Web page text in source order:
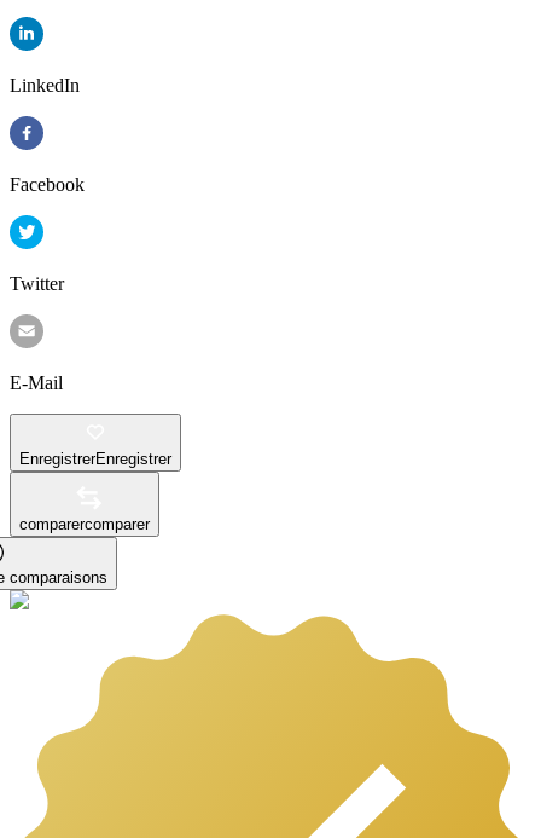
LinkedIn
Facebook
Twitter
E-Mail
EnregistrerEnregistrer
comparercomparer
comparaisons